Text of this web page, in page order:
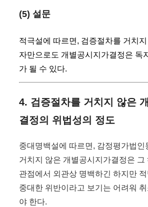
(5) 설문
적극설에 따르면, 검증절차를 거치
자만으로도 개별공시지가결정은 독
가 될 수 있다.
4. 검증절차를 거치지 않은
결정의 위법성의 정도
중대명백설에 따르면, 감정평가법인
거치지 않은 개별공시지가결정은 그
관점에서 외관상 명백하긴 하지만
중대한 위반이라고 보기는 어려워
야 한다.